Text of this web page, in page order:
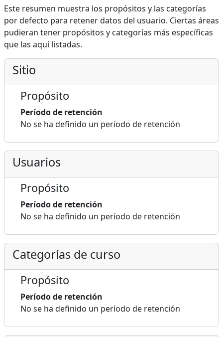
Este resumen muestra los propósitos y las categorías
por defecto para retener datos del usuario. Ciertas áreas
pudieran tener propósitos y categorías más específicas
que las aquí listadas.
Sitio
Propósito
Período de retención
No se ha definido un período de retención
Usuarios
Propósito
Período de retención
No se ha definido un período de retención
Categorías de curso
Propósito
Período de retención
No se ha definido un período de retención